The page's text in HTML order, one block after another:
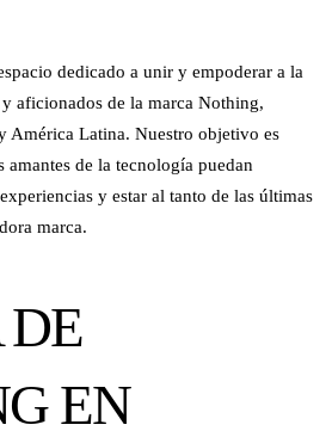
dedicado a unir y empoderar a la
aficionados de la marca Nothing,
América Latina. Nuestro objetivo es
de la tecnología puedan
y estar al tanto de las últimas
marca.
EN